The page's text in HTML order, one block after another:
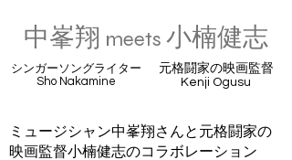
中峯翔 meets 小楠健志
シンガーソングライター
Sho Nakamine
​元格闘家の映画監督
Kenji Ogusu
​ミュージシャン中峯翔さんと元格闘家の
映画監督小楠健志のコラボレーション